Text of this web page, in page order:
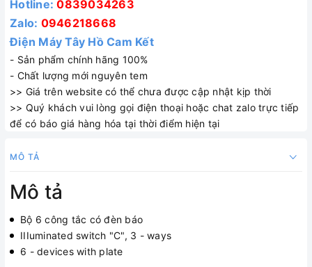
Hotline:0839034263
Zalo: 0946218668
Điện Máy Tây Hồ Cam Kết
- Sản phẩm chính hãng 100%
- Chất lượng mới nguyên tem
>> Giá trên website có thể chưa được cập nhật kịp thời
>> Quý khách vui lòng gọi điện thoại hoặc chat zalo trực tiếp
để có báo giá hàng hóa tại thời điểm hiện tại
MÔ TẢ
Mô tả
Bộ 6 công tắc có đèn báo
IIIuminated switch "C", 3 - ways
6 - devices with plate